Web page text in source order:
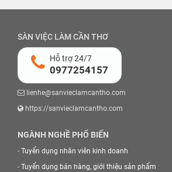
SÀN VIỆC LÀM CẦN THƠ
Hỗ trợ 24/7
0977254157
lienhe@sanvieclamcantho.com
https://sanvieclamcantho.com
NGÀNH NGHỀ PHỔ BIẾN
- Tuyển dụng nhân viên kinh doanh
- Tuyển dụng bán hàng, giới thiệu sản phẩm